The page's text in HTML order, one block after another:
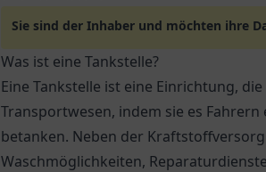
Sie sind der Inhaber und möchten ihre
Was ist eine Tankstelle?
Eine Tankstelle ist eine Einrichtung,
Transportwesen, indem sie es
betanken. Neben der
Waschmöglichkeiten,